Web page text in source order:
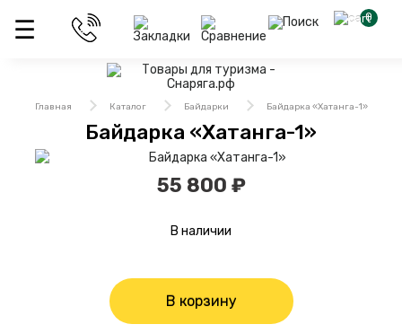
0
Главная Каталог Байдарки Байдарка «Хатанга-1»
Байдарка «Хатанга-1»
55 800 ₽
В наличии
В корзину